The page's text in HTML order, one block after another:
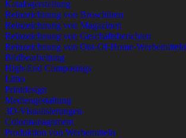
Katalogerstellung
Reinzeichnung von Broschüren
Reinzeichnung von Magazinen
Reinzeichnung von Geschäftsberichten
Reinzeichnung von Out-Of-Home-Werbemitteln
Bildbearbeitung
High-End Composings
Litho
Printdesign
Mediengestaltung
3D-Visualisierungen
Colormanagement
Produktion von Werbemitteln